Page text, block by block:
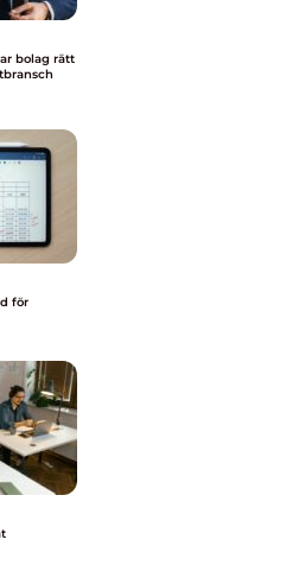
för